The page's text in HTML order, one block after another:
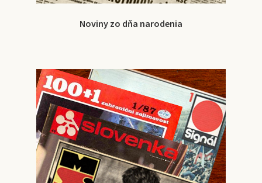
Noviny zo dňa narodenia